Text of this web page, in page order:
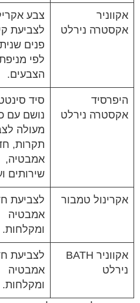
אקווניר
אקסטרה נירלט
צבע
לצביעת
פנים
לפי
הצבעים.
היפרסיד
אקסטרה נירלט
סיד
נושם עם
מעולה
תקרות,
אמבטיה,
שירותים
אקרינול טמבור
לצביעת
אמבטיה
ומקלחות.
אקווניר BATH
נירלט
לצביעת
אמבטיה
ומקלחות.